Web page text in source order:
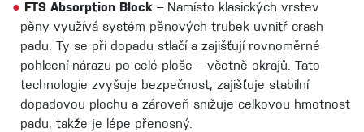
● FTS Absorption Block – Namísto klasických vrstev
pěny využívá systém pěnových trubek uvnitř crash
padu. Ty se při dopadu stlačí a zajišťují rovnoměrné
pohlcení nárazu po celé ploše – včetně okrajů. Tato
technologie zvyšuje bezpečnost, zajišťuje stabilní
dopadovou plochu a zároveň snižuje celkovou hmotnost
padu, takže je lépe přenosný.